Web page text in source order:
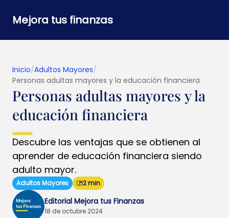
Mejora tus finanzas
Inicio/Adultos Mayores/
Personas adultas mayores y la educación financiera
Personas adultas mayores y la
educación financiera
Descubre las ventajas que se obtienen al
aprender de educación financiera siendo
adulto mayor.
Adultos Mayores 2 min
Editorial Mejora tus Finanzas
18 de octubre 2024